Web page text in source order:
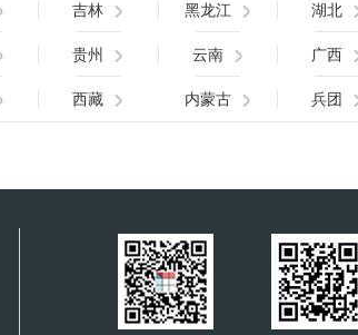
吉林 黑龙江 湖北
贵州 云南 广西
西藏 内蒙古 兵团